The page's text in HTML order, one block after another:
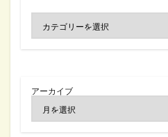
アーカイブ